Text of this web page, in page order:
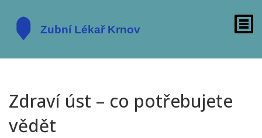
Zdraví úst – co potřebujete
vědět